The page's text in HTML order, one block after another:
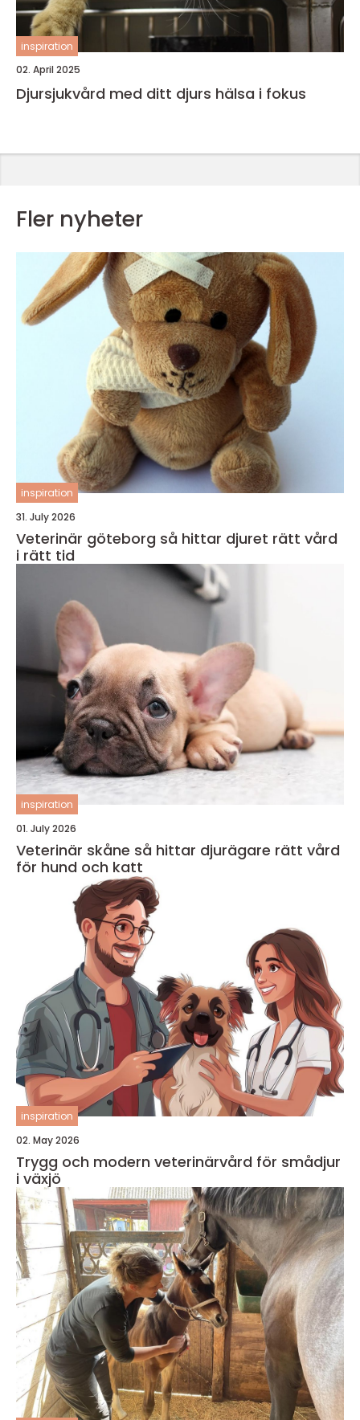
inspiration
02. April 2025
Djursjukvård med ditt djurs hälsa i fokus
Fler nyheter
inspiration
31. July 2026
Veterinär göteborg så hittar djuret rätt vård
i rätt tid
inspiration
01. July 2026
Veterinär skåne så hittar djurägare rätt vård
för hund och katt
inspiration
02. May 2026
Trygg och modern veterinärvård för smådjur
i växjö